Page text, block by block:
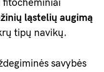
fitocheminiai
ląstelių augimą
tipų navikų.
savybės